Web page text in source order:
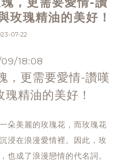
玫瑰精油的美好！
07-22
09/18:08
，更需要愛情-讚嘆
精油的美好！
朵美麗的玫瑰花，而玫瑰花
浸在浪漫愛情裡。因此，玫
也成了浪漫戀情的代名詞。